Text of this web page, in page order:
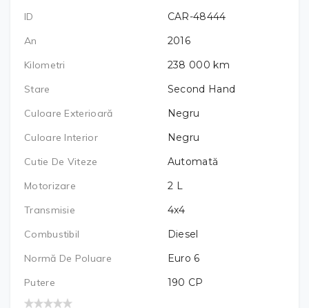
ID
CAR-48444
An
2016
Kilometri
238 000 km
Stare
Second Hand
Culoare Exterioară
Negru
Culoare Interior
Negru
Cutie De Viteze
Automată
Motorizare
2 L
Transmisie
4x4
Combustibil
Diesel
Normă De Poluare
Euro 6
Putere
190 CP